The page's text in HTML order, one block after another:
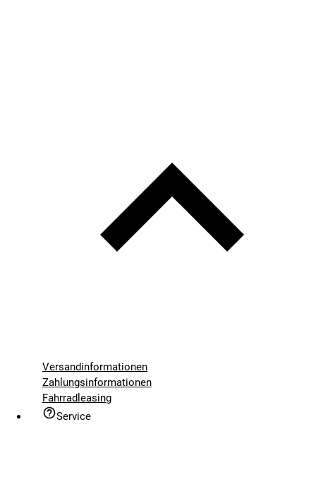
Versandinformationen
Zahlungsinformationen
Fahrradleasing
Service